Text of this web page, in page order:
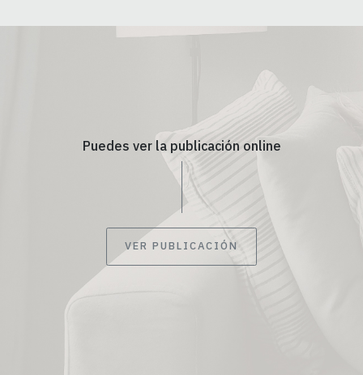
Puedes ver la publicación online
VER PUBLICACIÓN